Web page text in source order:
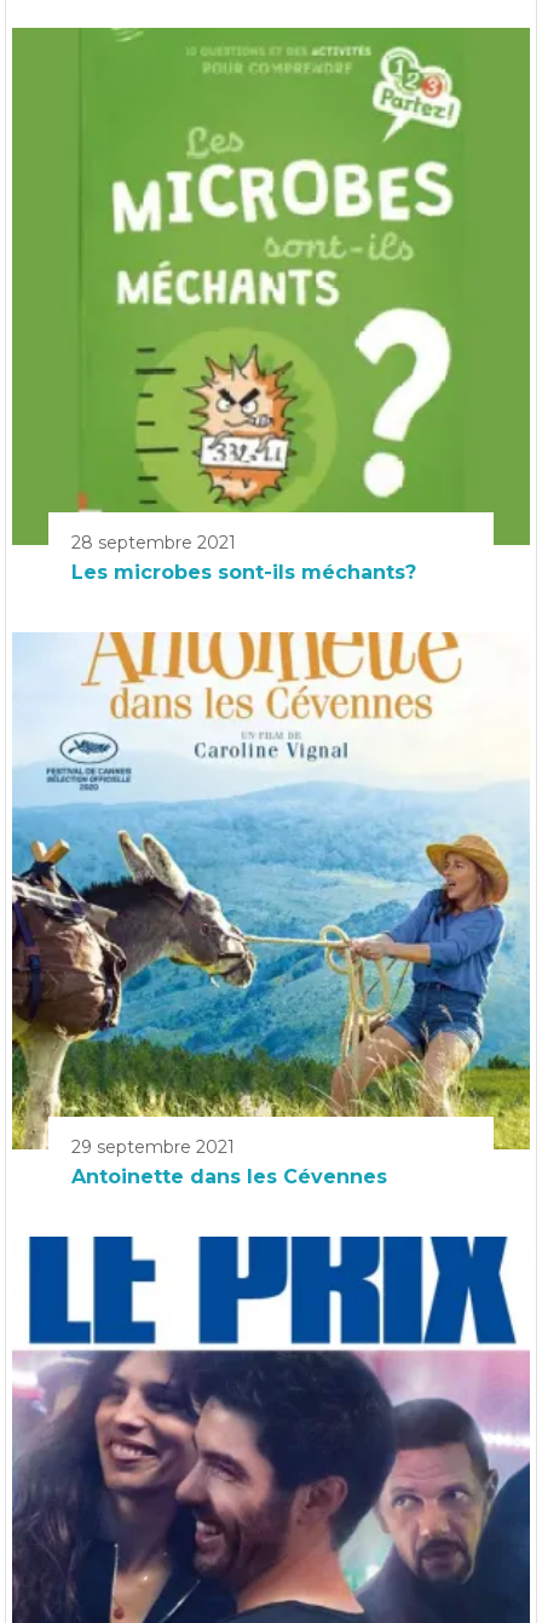
28 septembre 2021
Les microbes sont-ils méchants?
29 septembre 2021
Antoinette dans les Cévennes